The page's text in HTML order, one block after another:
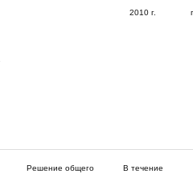
2010 г.
Решение общего В течение